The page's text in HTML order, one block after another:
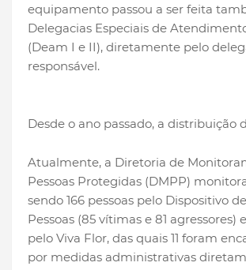
equipamento passou a ser feita
Delegacias Especiais de
(Deam I e II), diretamente pelo
responsável.
Desde o ano passado, a
Atualmente, a Diretoria de
Pessoas Protegidas (DMPP)
sendo 166 pessoas pelo Dispositivo
Pessoas (85 vítimas e 81 agressores)
pelo Viva Flor, das quais 11 foram
por medidas administrativas